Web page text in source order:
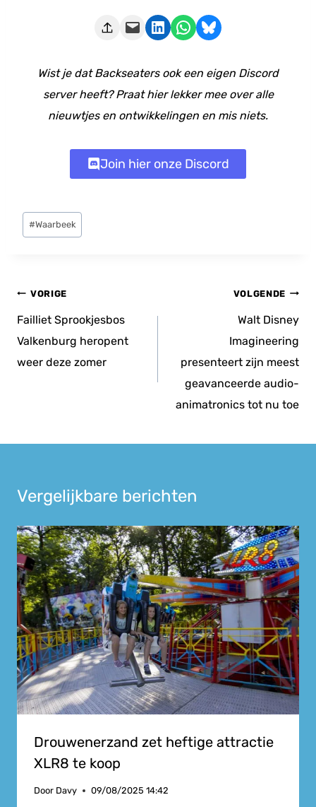
Deze pagina e-mailen Delen op LinkedIn Delen via WhatsApp Share on Bluesky
Wist je dat Backseaters ook een eigen Discord
server heeft? Praat hier lekker mee over alle
nieuwtjes en ontwikkelingen en mis niets.
Join hier onze Discord
Bericht
tags:
#Waarbeek
Bericht
navigatie
VORIGE
Failliet Sprookjesbos
Valkenburg heropent
weer deze zomer
VOLGENDE
Walt Disney
Imagineering
presenteert zijn meest
geavanceerde audio-
animatronics tot nu toe
Vergelijkbare berichten
Drouwenerzand zet heftige attractie
XLR8 te koop
Door Davy 09/08/2025 14:42